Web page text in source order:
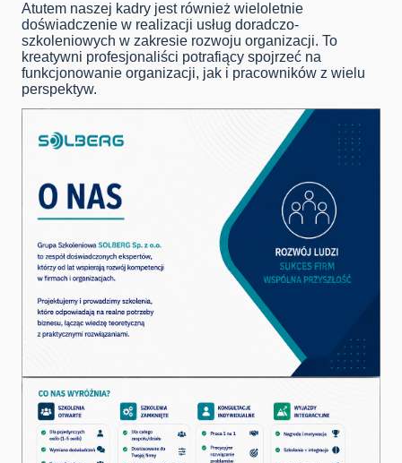
Atutem naszej kadry jest również wieloletnie
doświadczenie w realizacji usług doradczo-
szkoleniowych w zakresie rozwoju organizacji. To
kreatywni profesjonaliści potrafiący spojrzeć na
funkcjonowanie organizacji, jak i pracowników z wielu
perspektyw.